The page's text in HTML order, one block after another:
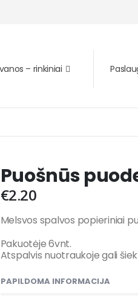
– rinkiniai
Puošnūs
€2.20
Melsvos spalvos popieriniai
Pakuotėje 6vnt.
Atspalvis nuotraukoje gali
PAPILDOMA INFORMACIJA